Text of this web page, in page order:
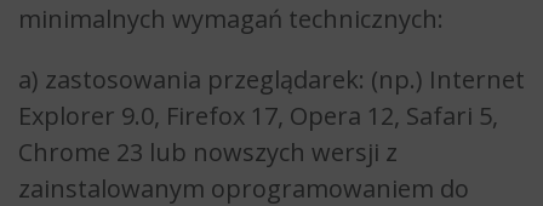
minimalnych wymagań technicznych:
a) zastosowania przeglądarek: (np.) Internet
Explorer 9.0, Firefox 17, Opera 12, Safari 5,
Chrome 23 lub nowszych wersji z
zainstalowanym oprogramowaniem do